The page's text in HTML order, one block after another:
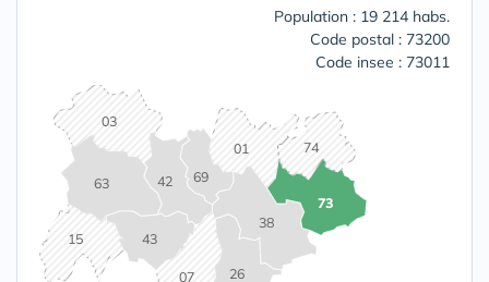
Population : 19 214 habs.
Code postal : 73200
Code insee : 73011
01
03
07
15
26
38
42
43
63
69
73
74